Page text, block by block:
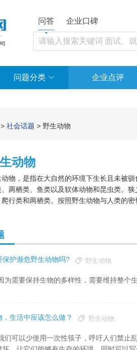
问答 企业口碑
问题分类 企业点评
> 社会话题 > 野生动物
动物
动物，是指在大自然的环境下生长且未被
、两栖类、鱼类以及软体动物和昆虫类。
爬行类和两栖类。按照野生动物与人类的
保护濒危野生动物吗? 野生动物
需要保持生物的多样性，需要维持整个
生活中应该怎么做？ 野生动物